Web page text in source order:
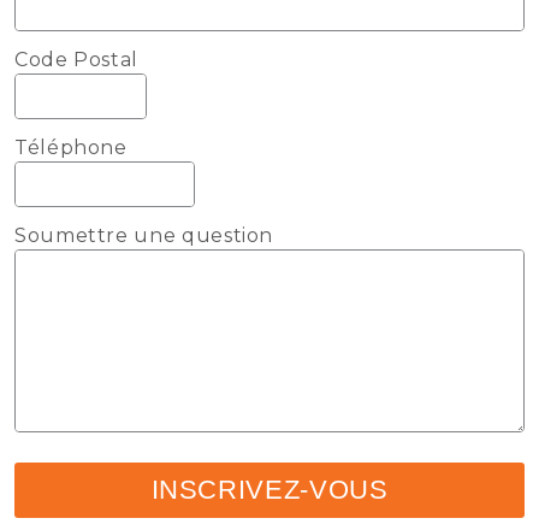
Code Postal
Téléphone
Soumettre une question
INSCRIVEZ-VOUS